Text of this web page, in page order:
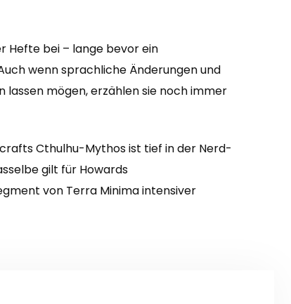
Hefte bei – lange bevor ein
wenn sprachliche Änderungen und
mögen, erzählen sie noch immer
Cthulhu-Mythos ist tief in der Nerd-
gilt für Howards
von Terra Minima intensiver